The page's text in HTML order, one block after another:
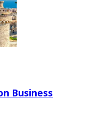
Business